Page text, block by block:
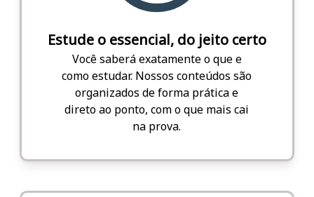
Estude o essencial, do jeito certo
Você saberá exatamente o que e
como estudar. Nossos conteúdos são
organizados de forma prática e
direto ao ponto, com o que mais cai
na prova.